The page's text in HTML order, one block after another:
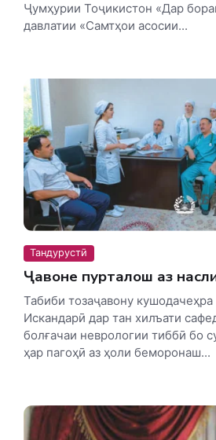
Ҷумҳурии Тоҷикистон «Дар
давлатии «Самтҳои асосии...
Тандурустӣ
Ҷавоне пурталош аз
Табиби тозаҷавону
Искандарӣ дар тан хилъати
болғачаи неврологии тиббӣ бо
ҳар пагоҳӣ аз ҳоли беморонаш...